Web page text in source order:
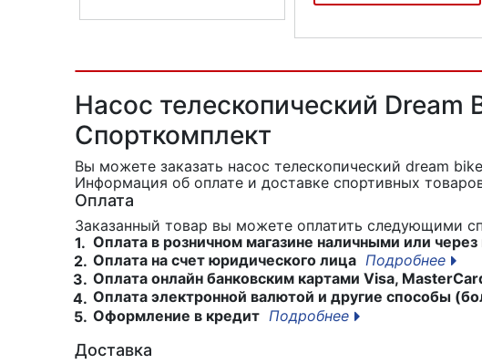
Насос телескопический Dream
Спорткомплект
Вы можете заказать насос телескопический dream
Информация об оплате и доставке спортивных
Оплата
Заказанный товар вы можете оплатить следующими
1. Оплата в розничном магазине наличными или
2. Оплата на счет юридического лица Подробнее
3. Оплата онлайн банковским картами Visa,
4. Оплата электронной валютой и другие способы
5. Оформление в кредит Подробнее
Доставка